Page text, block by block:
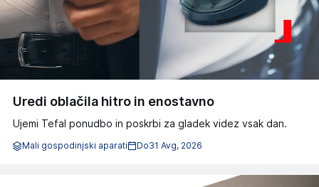
Uredi oblačila hitro in enostavno
Ujemi Tefal ponudbo in poskrbi za gladek videz vsak dan.
Mali gospodinjski aparati Do31 Avg, 2026